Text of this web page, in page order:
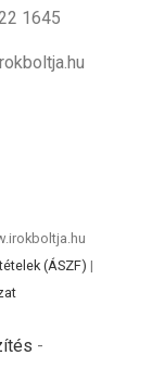
1645
(ÁSZF) |
-